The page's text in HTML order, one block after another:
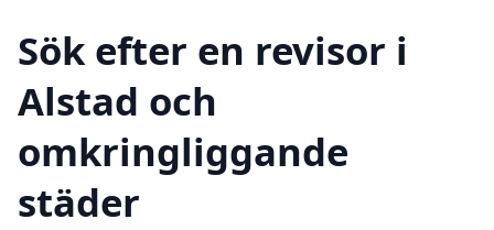
Sök efter en revisor i
Alstad och
omkringliggande
städer